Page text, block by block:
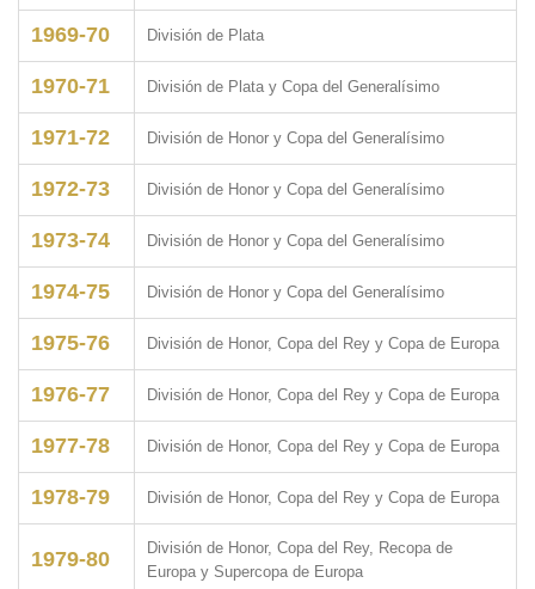
1969-70 División de Plata
1970-71 División de Plata y Copa del Generalísimo
1971-72 División de Honor y Copa del Generalísimo
1972-73 División de Honor y Copa del Generalísimo
1973-74 División de Honor y Copa del Generalísimo
1974-75 División de Honor y Copa del Generalísimo
1975-76 División de Honor, Copa del Rey y Copa de Europa
1976-77 División de Honor, Copa del Rey y Copa de Europa
1977-78 División de Honor, Copa del Rey y Copa de Europa
1978-79 División de Honor, Copa del Rey y Copa de Europa
1979-80
División de Honor, Copa del Rey, Recopa de
Europa y Supercopa de Europa